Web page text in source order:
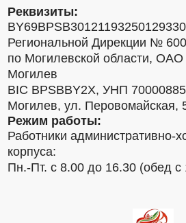
Реквизиты:
Региональной Дирекции № 600
по Могилевской области, ОАО
Могилев
BIC BPSBBY2X, УНП
Могилев, ул. Перовомайская,
Режим работы:
Работники административно-
корпуса:
Пн.-Пт. с 8.00 до 16.30 (обед с